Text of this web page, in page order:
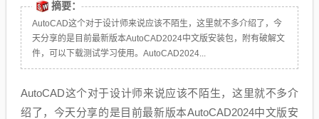
摘要：
AutoCAD这个对于设计师来说应该不陌生，这里就不多介绍了，今
天分享的是目前最新版本AutoCAD2024中文版安装包，附有破解文
件，可以下载测试学习使用。AutoCAD2024...
AutoCAD这个对于设计师来说应该不陌生，这里就不多介
绍了，今天分享的是目前最新版本AutoCAD2024中文版安